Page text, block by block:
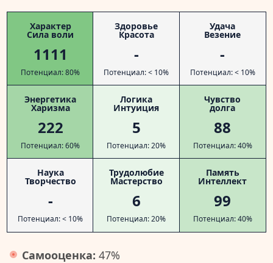
Характер
Сила воли
1111
Потенциал: 80%
Здоровье
Красота
-
Потенциал: < 10%
Удача
Везение
-
Потенциал: < 10%
Энергетика
Харизма
222
Потенциал: 60%
Логика
Интуиция
5
Потенциал: 20%
Чувство
долга
88
Потенциал: 40%
Наука
Творчество
-
Потенциал: < 10%
Трудолюбие
Мастерство
6
Потенциал: 20%
Память
Интеллект
99
Потенциал: 40%
Самооценка: 47%